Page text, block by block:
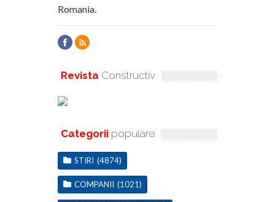
Romania.
Revista Constructiv
Categorii populare
STIRI (4874)
COMPANII (1021)